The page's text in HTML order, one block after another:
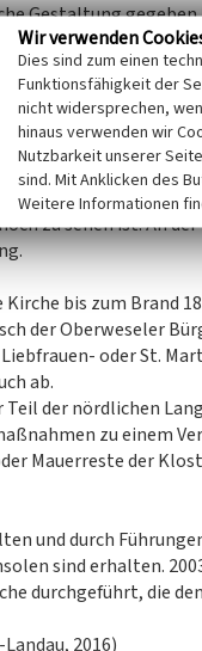
Gestaltung
hinaus lassen sich
handelt.
eine Orgel, eine
die immer wieder
bot, wurde durch
zu sehen ist. An
Kirche bis zum Brand
der Oberweseler
oder St.
ab.
der nördlichen
zu einem
Mauerreste der
und durch
sind erhalten.
durchgeführt, die
2016)
Wir verwenden
Dies sind zum einen
Funktionsfähigkeit der
nicht widersprechen,
hinaus verwenden wir
Nutzbarkeit unserer
sind. Mit Anklicken des
Weitere Informationen